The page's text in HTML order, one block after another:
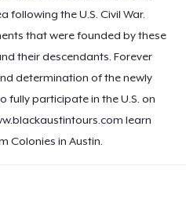
following the U.S. Civil War.
that were founded by these
their descendants. Forever
determination of the newly
fully participate in the U.S. on
learn
Colonies in Austin.